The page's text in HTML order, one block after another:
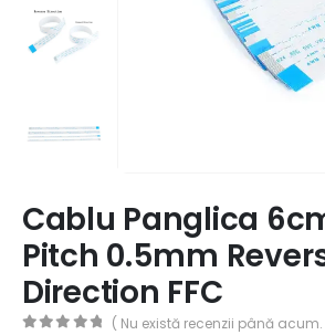
Cablu Panglica
Pitch 0.5mm
Direction FFC
( Nu există recenzii până acum.